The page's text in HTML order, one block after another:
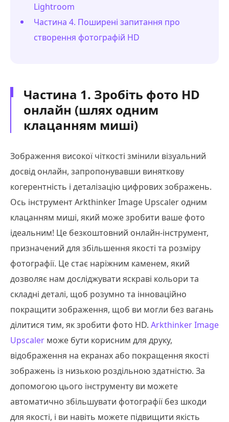
Lightroom
Частина 4. Поширені запитання про
створення фотографій HD
Частина 1. Зробіть фото HD
онлайн (шлях одним
клацанням миші)
Зображення високої чіткості змінили візуальний
досвід онлайн, запропонувавши виняткову
когерентність і деталізацію цифрових зображень.
Ось інструмент Arkthinker Image Upscaler одним
клацанням миші, який може зробити ваше фото
ідеальним! Це безкоштовний онлайн-інструмент,
призначений для збільшення якості та розміру
фотографії. Це стає наріжним каменем, який
дозволяє нам досліджувати яскраві кольори та
складні деталі, щоб розумно та інноваційно
покращити зображення, щоб ви могли без вагань
ділитися тим, як зробити фото HD. Arkthinker Image
Upscaler може бути корисним для друку,
відображення на екранах або покращення якості
зображень із низькою роздільною здатністю. За
допомогою цього інструменту ви можете
автоматично збільшувати фотографії без шкоди
для якості, і ви навіть можете підвищити якість